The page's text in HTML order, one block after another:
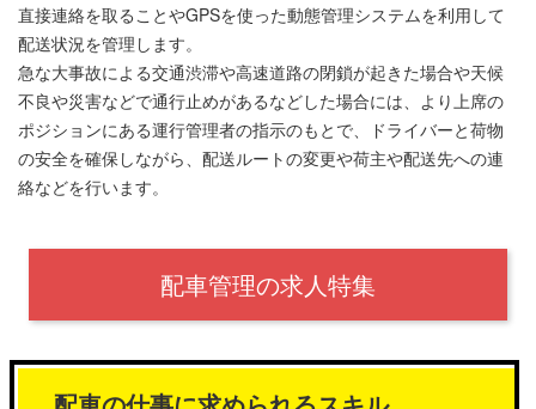
直接連絡を取ることやGPSを使った動態管理システムを利用して
配送状況を管理します。
急な大事故による交通渋滞や高速道路の閉鎖が起きた場合や天候
不良や災害などで通行止めがあるなどした場合には、より上席の
ポジションにある運行管理者の指示のもとで、ドライバーと荷物
の安全を確保しながら、配送ルートの変更や荷主や配送先への連
絡などを行います。
配車管理の求人特集